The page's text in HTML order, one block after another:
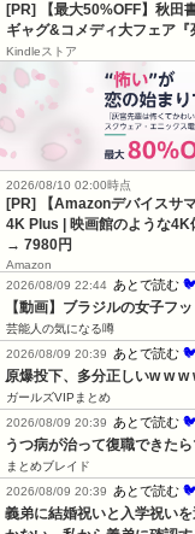
[PR] 【最大50%OFF】秋田
ギャグ&コメディ大フェア
Kindleストア
2026/08/10 02:00時点
[PR] 【Amazonデバイスサ
4K Plus | 映画館のような
→ 7980円
Amazon
2026/08/09 22:44 あとで読む
【動画】ブラジルの女子フ
芸能人の気になる噂
2026/08/09 20:39
あとで読む
原爆投下、多分正しいw w
ガールズVIPまとめ
2026/08/09 20:39
あとで読む
うつ病が治って復職できた
まとめブレイド
2026/08/09 20:39
あとで読む
義弟に結婚祝いと入学祝い